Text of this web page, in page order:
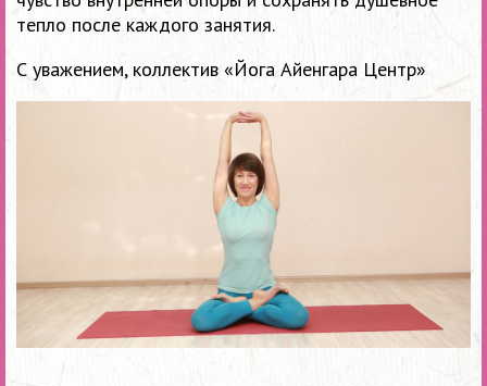
тепло после каждого занятия.
С уважением, коллектив «Йога Айенгара Центр»